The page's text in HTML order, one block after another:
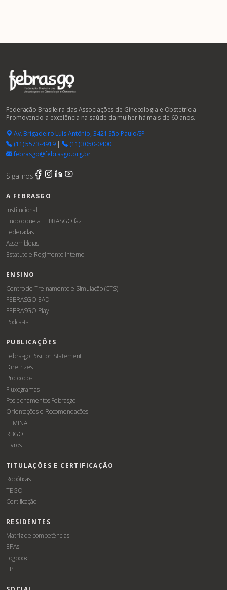
Federação Brasileira das Associações de Ginecologia e Obstetrícia –
Promovendo a excelência na saúde da mulher há mais de 60 anos.
Av. Brigadeiro Luís Antônio, 3421 São Paulo/SP
(11) 5573-4919|
(11) 3050-0400
febrasgo@febrasgo.org.br
Siga-nos
A FEBRASGO
Institucional
Tudo o que a FEBRASGO faz
Federadas
Assembleias
Estatuto e Regimento Interno
ENSINO
Centro de Treinamento e Simulação (CTS)
FEBRASGO EAD
FEBRASGO Play
Podcasts
PUBLICAÇÕES
Febrasgo Position Statement
Diretrizes
Protocolos
Fluxogramas
Posicionamentos Febrasgo
Orientações e Recomendações
FEMINA
RBGO
Livros
TITULAÇÕES E CERTIFICAÇÃO
Robóticas
TEGO
Certificação
RESIDENTES
Matriz de competências
EPAs
Logbook
TPI